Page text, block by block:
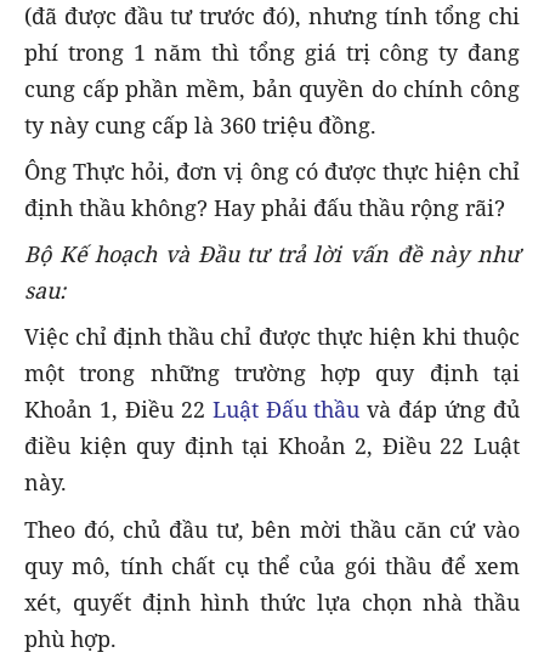
(đã được đầu tư trước đó), nhưng tính tổng chi
phí trong 1 năm thì tổng giá trị công ty đang
cung cấp phần mềm, bản quyền do chính công
ty này cung cấp là 360 triệu đồng.
Ông Thực hỏi, đơn vị ông có được thực hiện chỉ
định thầu không? Hay phải đấu thầu rộng rãi?
Bộ Kế hoạch và Đầu tư trả lời vấn đề này như
sau:
Việc chỉ định thầu chỉ được thực hiện khi thuộc
một trong những trường hợp quy định tại
Khoản 1, Điều 22 Luật Đấu thầu và đáp ứng đủ
điều kiện quy định tại Khoản 2, Điều 22 Luật
này.
Theo đó, chủ đầu tư, bên mời thầu căn cứ vào
quy mô, tính chất cụ thể của gói thầu để xem
xét, quyết định hình thức lựa chọn nhà thầu
phù hợp.